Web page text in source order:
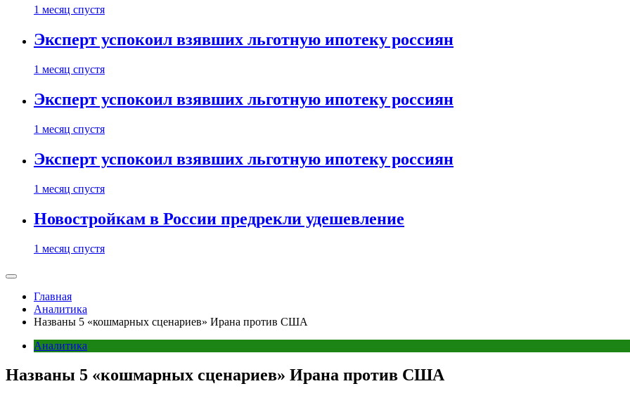
1 месяц спустя
Эксперт успокоил взявших льготную ипотеку россиян
1 месяц спустя
Эксперт успокоил взявших льготную ипотеку россиян
1 месяц спустя
Эксперт успокоил взявших льготную ипотеку россиян
1 месяц спустя
Новостройкам в России предрекли удешевление
1 месяц спустя
Главная
Аналитика
Названы 5 «кошмарных сценариев» Ирана против США
Аналитика
Названы 5 «кошмарных сценариев» Ирана против США